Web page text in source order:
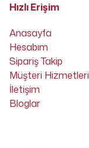
Hızlı Erişim
Anasayfa
Hesabım
Sipariş Takip
Müşteri Hizmetleri
İletişim
Bloglar